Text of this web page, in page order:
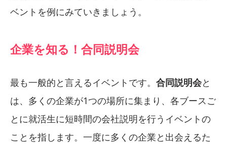
ベントを例にみていきましょう。
企業を知る！合同説明会
最も一般的と言えるイベントです。 合同説明会と
は、多くの企業が1つの場所に集まり、各ブースご
とに就活生に短時間の会社説明を行うイベントの
ことを指します。一度に多くの企業と出会えるた